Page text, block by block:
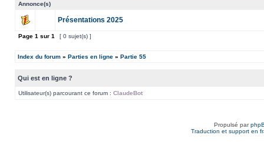
Annonce(s)
Présentations 2025
Page 1 sur 1 [ 0 sujet(s) ]
Index du forum » Parties en ligne » Partie 55
Qui est en ligne ?
Utilisateur(s) parcourant ce forum : ClaudeBot
Propulsé par
Traduction et support en